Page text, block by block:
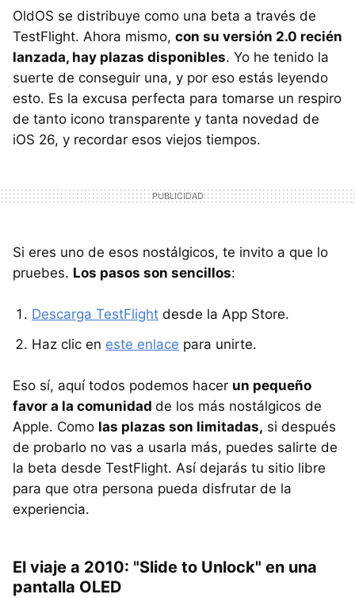
OldOS se distribuye como una beta a través de
TestFlight. Ahora mismo, con su versión 2.0 recién
lanzada, hay plazas disponibles. Yo he tenido la
suerte de conseguir una, y por eso estás leyendo
esto. Es la excusa perfecta para tomarse un respiro
de tanto icono transparente y tanta novedad de
iOS 26, y recordar esos viejos tiempos.
Si eres uno de esos nostálgicos, te invito a que lo
pruebes. Los pasos son sencillos:
Descarga TestFlight desde la App Store.
Haz clic en este enlace para unirte.
Eso sí, aquí todos podemos hacer un pequeño
favor a la comunidad de los más nostálgicos de
Apple. Como las plazas son limitadas, si después
de probarlo no vas a usarla más, puedes salirte de
la beta desde TestFlight. Así dejarás tu sitio libre
para que otra persona pueda disfrutar de la
experiencia.
El viaje a 2010: "Slide to Unlock" en una
pantalla OLED